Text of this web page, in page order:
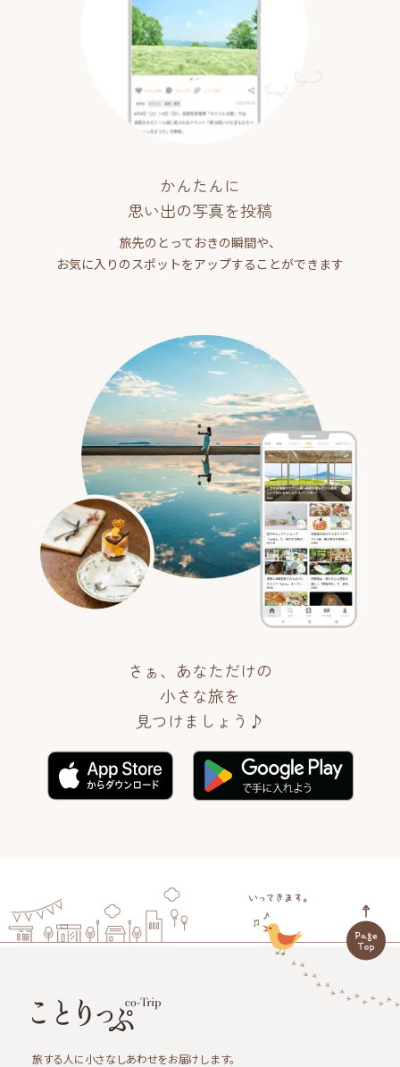
かんたんに
思い出の写真を投稿
旅先のとっておきの瞬間や、
お気に入りのスポットをアップすることができます
さぁ、あなただけの
小さな旅を
見つけましょう♪
旅する人に小さなしあわせをお届けします。